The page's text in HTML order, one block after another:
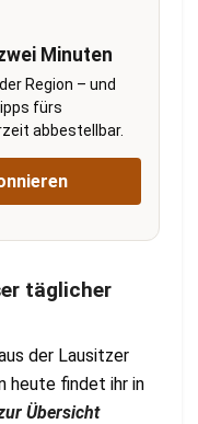
Minuten
Region – und
fürs
abbestellbar.
täglicher
der Lausitzer
heute findet ihr in
Übersicht